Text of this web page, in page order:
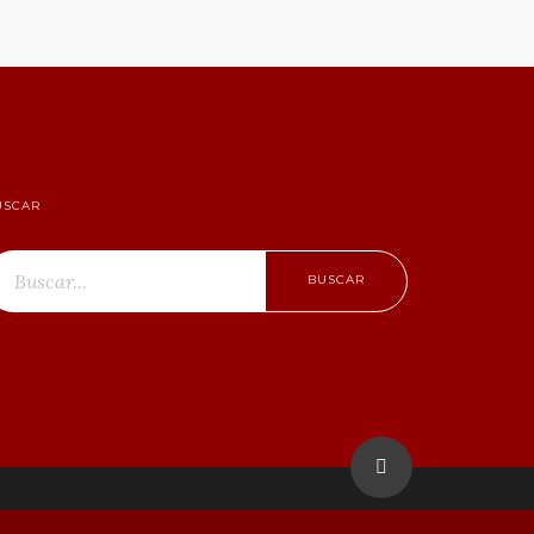
BUSCAR